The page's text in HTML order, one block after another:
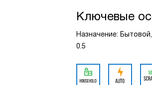
Ключевые
Назначение:
0.5